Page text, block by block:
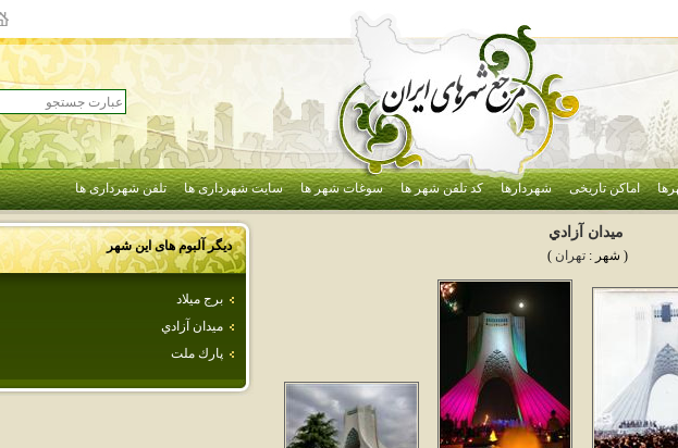
اماکن تاریخی شهردارها کد تلفن شهر ها سوغات شهر ها سایت شهرداری ها تلفن شهرداری ها
دیگر آلبوم های این شهر
برج ميلاد
ميدان آزادي
پارك ملت
ميدان آزادي
( شهر :تهران )